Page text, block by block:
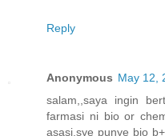
Reply
Anonymous May 12,
salam,,saya ingin
farmasi ni bio or
asasi,sye punye bio